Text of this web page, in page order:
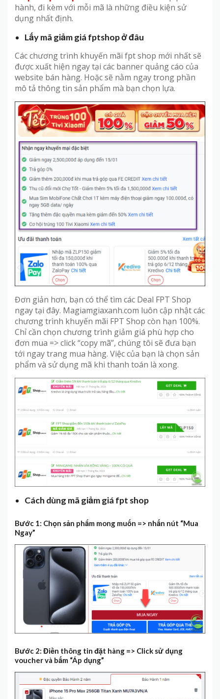
hành, đi kèm với mỗi mã là những điều kiện sử
dụng nhất định.
Lấy mã giảm giá fptshop ở đâu
Các chương trình khuyến mãi fpt shop mới nhất sẽ
được xuất hiện ngay tại các banner quảng cáo của
website bán hàng. Hoặc sẽ nằm ngay trong phần
mô tả thông tin sản phẩm mà bạn chọn lựa.
Đơn giản hơn, bạn có thể tìm các Deal FPT Shop
ngay tại đây. Magiamgiaxanh.com luôn cập nhật các
chương trình khuyến mãi FPT Shop còn hạn 100%.
Chỉ cần chọn chương trình giảm giá phù hợp cho
đơn mua => click “copy mã”, chúng tôi sẽ đưa bạn
tới ngay trang mua hàng. Việc của bạn là chọn sản
phẩm và sử dụng mã khi thanh toán là xong.
Cách dùng mã giảm giá fpt shop
Bước 1: Chọn sản phẩm mong muốn => nhấn nút “Mua
Ngay”
Bước 2: Điền thông tin đặt hàng => Click sử dụng
voucher và bấm “Áp dụng”